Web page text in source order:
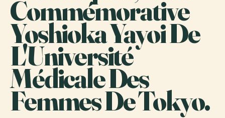
Commémorative
Yoshioka Yayoi De
L'Université
Médicale Des
Femmes De Tokyo.